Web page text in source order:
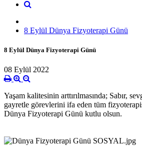
8 Eylül Dünya Fizyoterapi Günü
8 Eylül Dünya Fizyoterapi Günü
08 Eylül 2022
Yaşam kalitesinin arttırılmasında; Sabır,
gayretle görevlerini ifa eden tüm
Dünya Fizyoterapi Günü kutlu olsun.